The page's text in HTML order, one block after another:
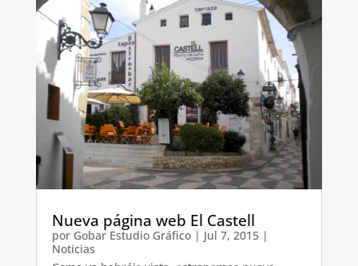
Nueva página web El Castell
por Gobar Estudio Gráfico| Jul 7, 2015|
Noticias